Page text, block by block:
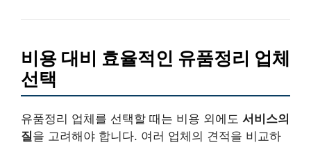
비용 대비 효율적인 유품정리 업체
선택
유품정리 업체를 선택할 때는 비용 외에도 서비스의
질을 고려해야 합니다. 여러 업체의 견적을 비교하